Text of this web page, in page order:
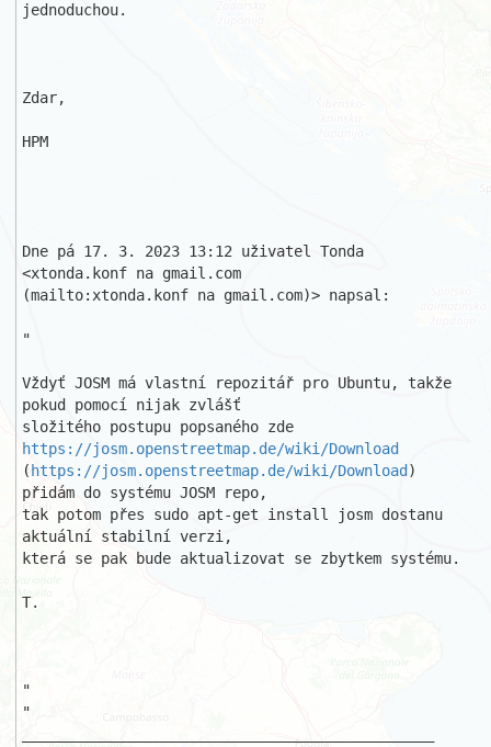
jednoduchou.
Zdar,
HPM
Dne pá 17. 3. 2023 13:12 uživatel Tonda
<xtonda.konf na gmail.com
(mailto:xtonda.konf na gmail.com)> napsal:
"
Vždyť JOSM má vlastní repozitář pro Ubuntu, takže
pokud pomocí nijak zvlášť
https://josm.openstreetmap.de/wiki/Download
( https://josm.openstreetmap.de/wiki/Download )
přidám do systému JOSM repo,
tak potom přes sudo apt-get install josm dostanu
aktuální stabilní verzi,
která se pak bude aktualizovat se zbytkem systému.
T.
"
"